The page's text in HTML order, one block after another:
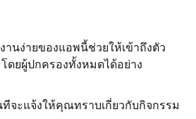
านง่ายของแอพนี้ช่วยให้เข้าถึงตัว
ดยผู้ปกครองทั้งหมดได้อย่าง
จะแจ้งให้คุณทราบเกี่ยวกับกิจกรรม